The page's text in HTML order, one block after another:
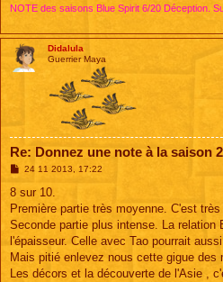
NOTE des saisons Blue Spirit 6/20 Déception.
Didalula
Guerrier Maya
Re: Donnez une note à la saison 2
M
s
a
g
24 11 2013, 17:22
8 sur 10.
Première partie très moyenne. C'est
Seconde partie plus intense. La relation
l'épaisseur. Celle avec Tao pourrait
Mais pitié enlevez nous cette gigue des
Les décors et la découverte de l'Asie ,